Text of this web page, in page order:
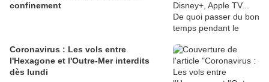
confinement
Coronavirus : Les vols entre
l'Hexagone et l'Outre-Mer interdits
dès lundi